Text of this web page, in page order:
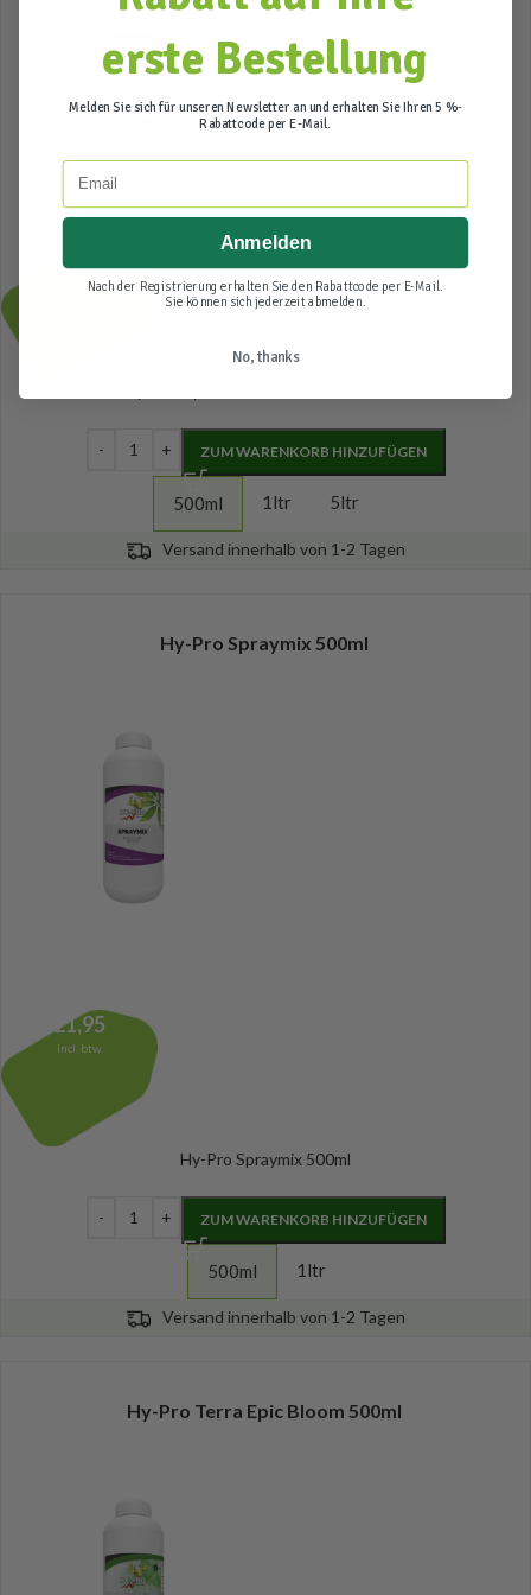
Incl. btw
ZUM WARENKORB HINZUFÜGEN
500ml 1ltr 5ltr
Versand innerhalb von 1-2 Tagen
Hy-Pro Spraymix 500ml
21,95
Incl. btw
Hy-Pro Spraymix 500ml
ZUM WARENKORB HINZUFÜGEN
500ml 1ltr
Versand innerhalb von 1-2 Tagen
Hy-Pro Terra Epic Bloom 500ml
erste Bestellung
Melden Sie sich für unseren Newsletter an und erhalten Sie Ihren 5 %-
Rabattcode per E-Mail.
Email
Anmelden
Nach der Registrierung erhalten Sie den Rabattcode per E-Mail.
Sie können sich jederzeit abmelden.
No, thanks